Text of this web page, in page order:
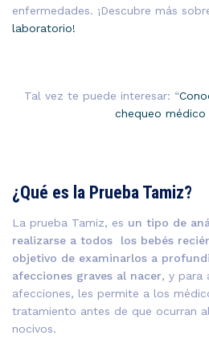
enfermedades. ¡Descubre más
laboratorio!
Tal vez te puede interesar: “
chequeo médico
¿Qué es la Prueba Tamiz?
La prueba Tamiz, es un tipo de
realizarse a todos los bebés
objetivo de examinarlos a
afecciones graves al nacer, y para
afecciones, les permite a los
tratamiento antes de que ocurran
nocivos.